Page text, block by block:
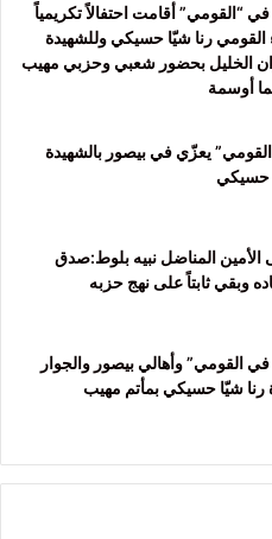
“القومي” أقامت احتفالاً تكريمياً
القومي رنا شيّا حسيكي وللشهيدة
الخليل بحضور شعبي وحزبي مهيب
أوسمة
يعزّي في بيصور بالشهيدة
حسيكي
الأمين المناضل نبيه بلوط:صدق
وبقي ثابتاً على نهج حزبه
القومي” وأهالي بيصور والجوار
رنا شيّا حسيكي بمأتم مهيب